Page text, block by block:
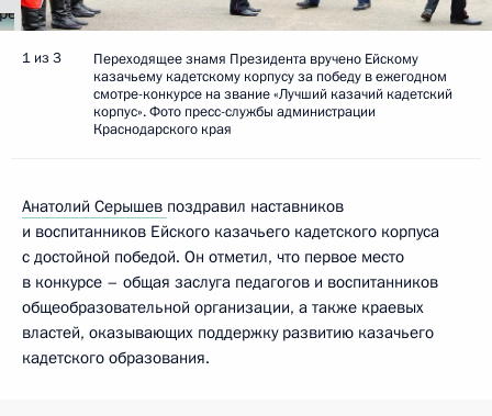
1 из 3
Переходящее знамя Президента вручено Ейскому
казачьему кадетскому корпусу за победу в ежегодном
смотре-конкурсе на звание «Лучший казачий кадетский
корпус». Фото пресс-службы администрации
Краснодарского края
Анатолий Серышев поздравил наставников
и воспитанников Ейского казачьего кадетского корпуса
с достойной победой. Он отметил, что первое место
в конкурсе – общая заслуга педагогов и воспитанников
общеобразовательной организации, а также краевых
властей, оказывающих поддержку развитию казачьего
кадетского образования.